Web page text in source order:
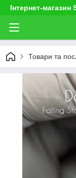
Інтернет-
Товари та